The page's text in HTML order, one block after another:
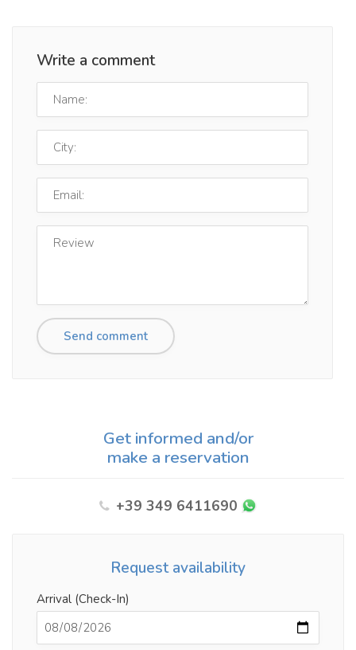
Write a comment
Get informed and/or
make a reservation
+39 349 6411690
Request availability
Arrival (Check-In)